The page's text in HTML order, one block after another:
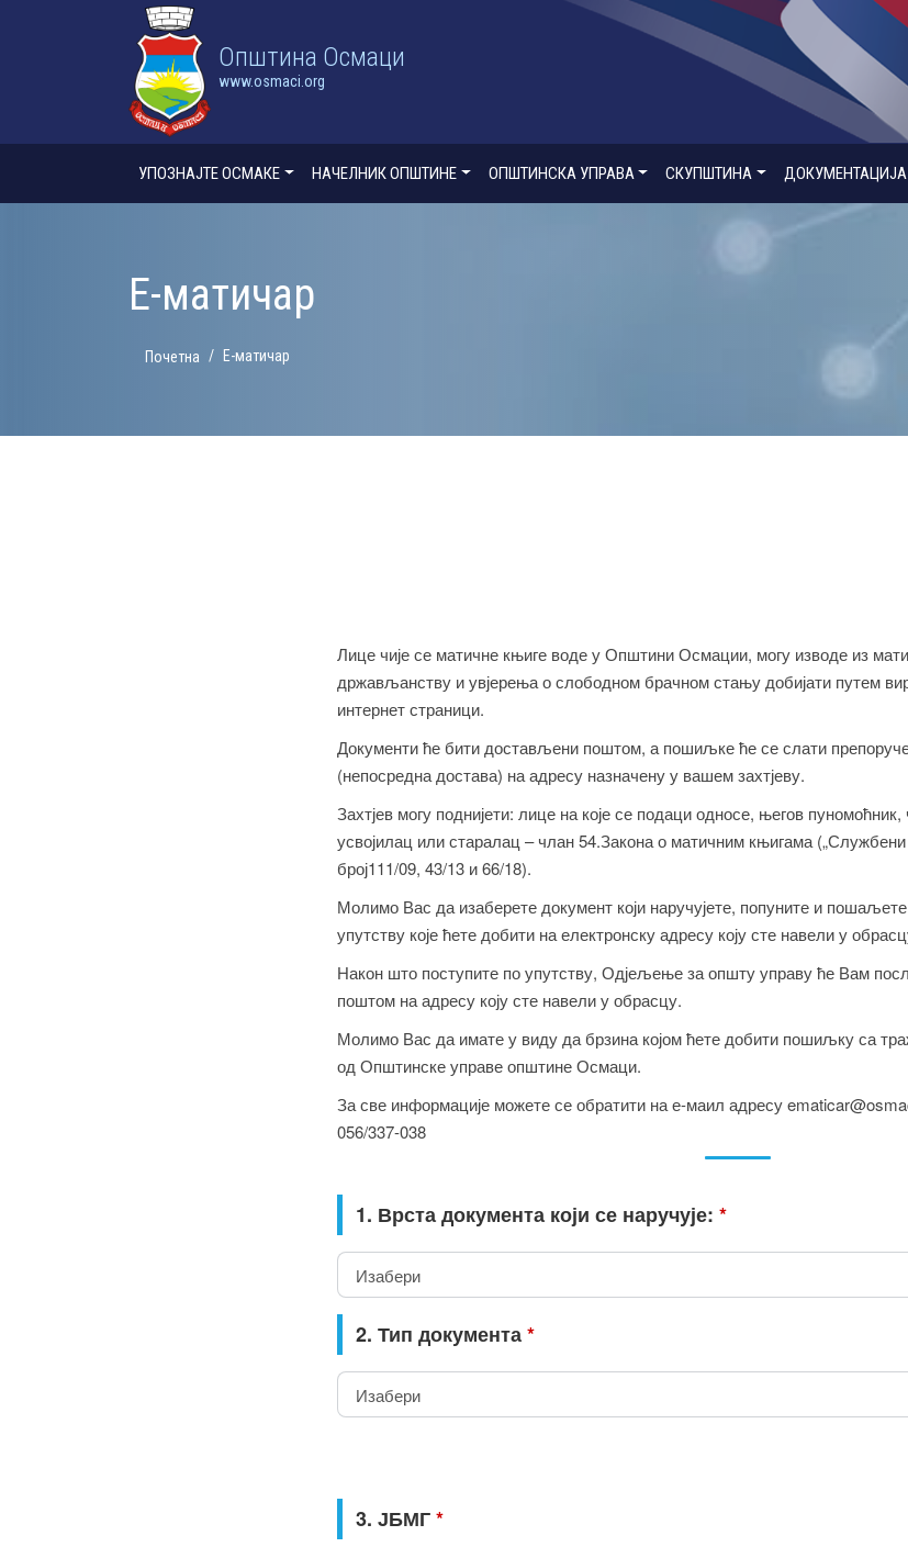
Oпштина Осмаци
www.osmaci.org
УПОЗНАЈТЕ ОСМАКЕ НАЧЕЛНИК ОПШТИНЕ ОПШТИНСКА УПРАВА СКУПШТИНА ДОКУМЕНТАЦИЈА
Е-матичар
Почетна Е-матичар